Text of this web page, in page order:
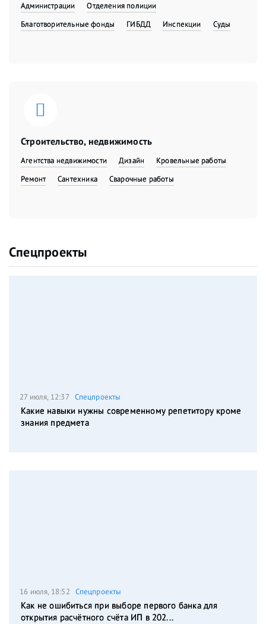
Администрации
Отделения полиции
Благотворительные фонды
ГИБДД Инспекции Суды
Строительство, недвижимость
Агентства недвижимости Дизайн
Кровельные работы
Ремонт
Сантехника Сварочные работы
Спецпроекты
27 июля, 12:37 Спецпроекты
Какие навыки нужны современному репетитору кроме
знания предмета
16 июля, 18:52 Спецпроекты
Как не ошибиться при выборе первого банка для
открытия расчётного счёта ИП в 202...